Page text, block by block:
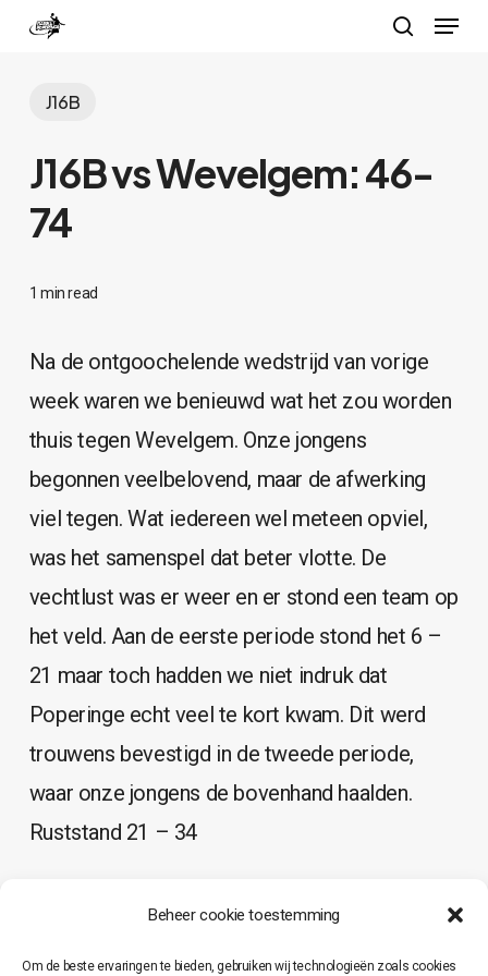
Beheer cookie toestemming
Om de beste ervaringen te bieden, gebruiken wij technologieën zoals cookies
Skip
Menu
J16B
J16B vs Wevelgem: 46-
74
1 min read
Na de ontgoochelende wedstrijd van vorige
week waren we benieuwd wat het zou worden
thuis tegen Wevelgem. Onze jongens
begonnen veelbelovend, maar de afwerking
viel tegen. Wat iedereen wel meteen opviel,
was het samenspel dat beter vlotte. De
vechtlust was er weer en er stond een team op
het veld. Aan de eerste periode stond het 6 –
21 maar toch hadden we niet indruk dat
Poperinge echt veel te kort kwam. Dit werd
trouwens bevestigd in de tweede periode,
waar onze jongens de bovenhand haalden.
Ruststand 21 – 34
Ook de derde periode was gelijk oplopend en